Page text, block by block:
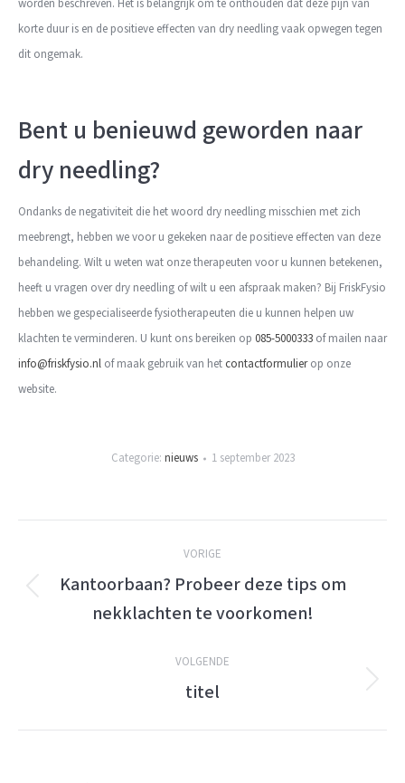
worden beschreven. Het is belangrijk om te onthouden dat deze pijn van
korte duur is en de positieve effecten van dry needling vaak opwegen tegen
dit ongemak.
Bent u benieuwd geworden naar
dry needling?
Ondanks de negativiteit die het woord dry needling misschien met zich
meebrengt, hebben we voor u gekeken naar de positieve effecten van deze
behandeling. Wilt u weten wat onze therapeuten voor u kunnen betekenen,
heeft u vragen over dry needling of wilt u een afspraak maken? Bij FriskFysio
hebben we gespecialiseerde fysiotherapeuten die u kunnen helpen uw
klachten te verminderen. U kunt ons bereiken op 085-5000333 of mailen naar
info@friskfysio.nl of maak gebruik van het contactformulierop onze
website.
Categorie: nieuws 1 september 2023
BerichtnavigatieVORIGE
bericht:
Kantoorbaan? Probeer deze tips om
nekklachten te voorkomen!
VOLGENDE
Volgende
titel